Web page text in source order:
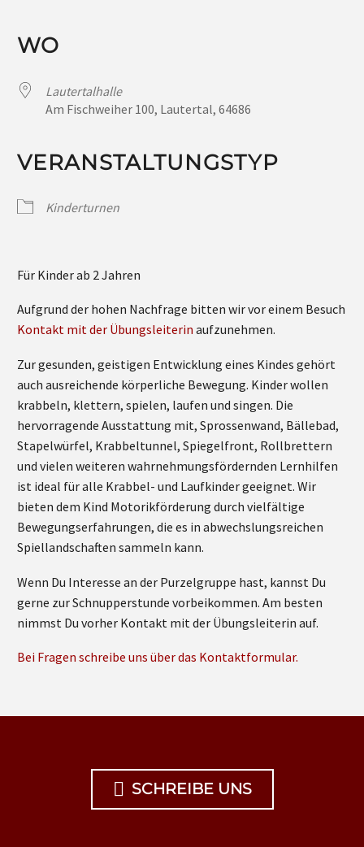
WO
Lautertalhalle
Am Fischweiher 100, Lautertal, 64686
VERANSTALTUNGSTYP
Kinderturnen
Für Kinder ab 2 Jahren
Aufgrund der hohen Nachfrage bitten wir vor einem Besuch
Kontakt mit der Übungsleiterin aufzunehmen.
Zur gesunden, geistigen Entwicklung eines Kindes gehört
auch ausreichende körperliche Bewegung. Kinder wollen
krabbeln, klettern, spielen, laufen und singen. Die
hervorragende Ausstattung mit, Sprossenwand, Bällebad,
Stapelwürfel, Krabbeltunnel, Spiegelfront, Rollbrettern
und vielen weiteren wahrnehmungsfördernden Lernhilfen
ist ideal für alle Krabbel- und Laufkinder geeignet. Wir
bieten dem Kind Motorikförderung durch vielfältige
Bewegungserfahrungen, die es in abwechslungsreichen
Spiellandschaften sammeln kann.
Wenn Du Interesse an der Purzelgruppe hast, kannst Du
gerne zur Schnupperstunde vorbeikommen. Am besten
nimmst Du vorher Kontakt mit der Übungsleiterin auf.
Bei Fragen schreibe uns über das Kontaktformular.
 SCHREIBE UNS